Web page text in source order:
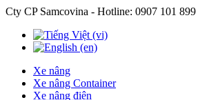
Cty CP Samcovina - Hotline: 0907 101 899
Xe nâng
Xe nâng Container
Xe nâng điện